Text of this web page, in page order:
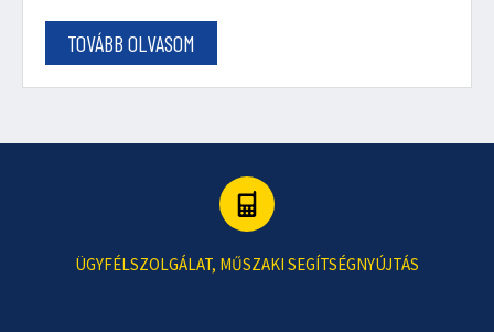
TOVÁBB OLVASOM
ÜGYFÉLSZOLGÁLAT, MŰSZAKI SEGÍTSÉGNYÚJTÁS